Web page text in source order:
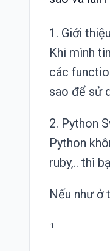
1. Giới thiệu
Khi mình
các
sao để sử
2. Python
Python
ruby,.. thì
Nếu như ở
1